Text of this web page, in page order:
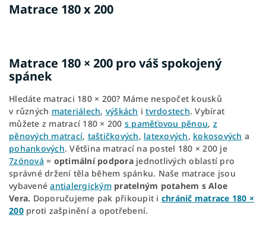
Matrace 180 x 200
Matrace 180 × 200 pro váš spokojený
spánek
Hledáte matraci 180 × 200? Máme nespočet kousků
v různých materiálech, výškách itvrdostech. Vybírat
můžete z matrací 180 × 200 s paměťovou pěnou, z
pěnových matrací, taštičkových, latexových, kokosových a
pohankových. Většina matrací na postel 180 × 200 je
7zónová = optimální podporajednotlivých oblastí pro
správné držení těla během spánku. Naše matrace jsou
vybavenéantialergickým pratelným potahem s Aloe
Vera. Doporučujeme pak přikoupit i chránič matrace 180 ×
200 proti zašpinění a opotřebení.